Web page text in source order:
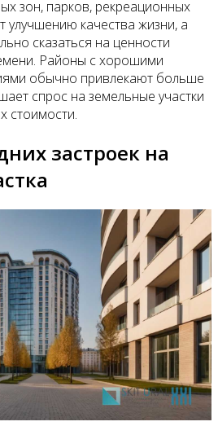
зон, парков, рекреационных
улучшению качества жизни, а
сказаться на ценности
Районы с хорошими
обычно привлекают больше
спрос на земельные участки
стоимости.
застроек на